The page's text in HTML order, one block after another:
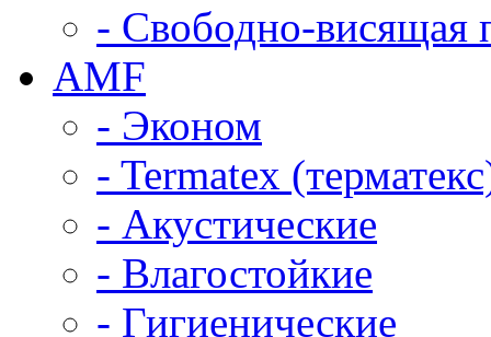
- Свободно-висящая
AMF
- Эконом
- Termatex
- Акустические
- Влагостойкие
- Гигиенические